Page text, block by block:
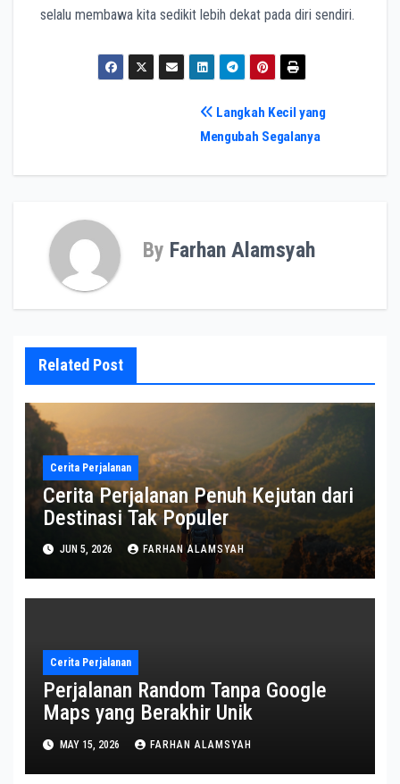
selalu membawa kita sedikit lebih dekat pada diri sendiri.
Langkah Kecil yang
Mengubah Segalanya
By Farhan Alamsyah
Related Post
Cerita Perjalanan
Cerita Perjalanan Penuh Kejutan dari
Destinasi Tak Populer
JUN 5, 2026 FARHAN ALAMSYAH
Cerita Perjalanan
Perjalanan Random Tanpa Google
Maps yang Berakhir Unik
MAY 15, 2026 FARHAN ALAMSYAH